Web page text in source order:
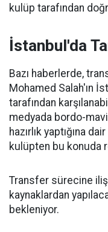
kulüp tarafından
İstanbul'da
Bazı haberlerde,
Mohamed Salah'ın
tarafından
medyada bordo-
hazırlık yaptığına
kulüpten bu konuda
Transfer sürecine
kaynaklardan
bekleniyor.